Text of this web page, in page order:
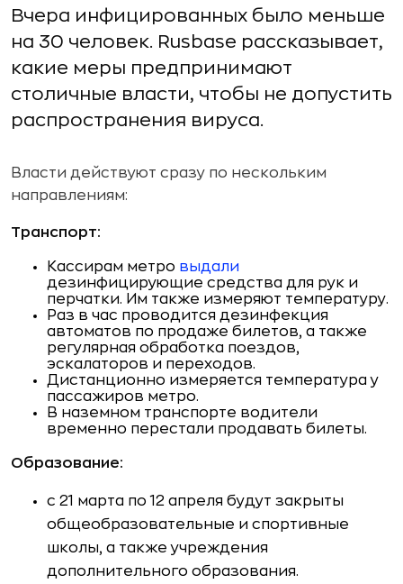
Вчера инфицированных было меньше
на 30 человек. Rusbase рассказывает,
какие меры предпринимают
столичные власти, чтобы не допустить
распространения вируса.
Власти действуют сразу по нескольким
направлениям:
Транспорт:
Кассирам метро выдали
дезинфицирующие средства для рук и
перчатки. Им также измеряют температуру.
Раз в час проводится дезинфекция
автоматов по продаже билетов, а также
регулярная обработка поездов,
эскалаторов и переходов.
Дистанционно измеряется температура у
пассажиров метро.
В наземном транспорте водители
временно перестали продавать билеты.
Образование:
с 21 марта по 12 апреля будут закрыты
общеобразовательные и спортивные
школы, а также учреждения
дополнительного образования.